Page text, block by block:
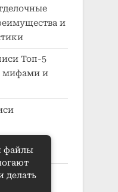
и
Топ-5
мифами и
файлы
делать